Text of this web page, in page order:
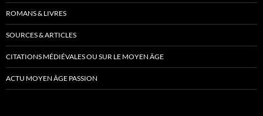
ROMANS & LIVRES
SOURCES & ARTICLES
CITATIONS MÉDIÉVALES OU SUR LE MOYEN ÂGE
ACTU MOYEN ÂGE PASSION